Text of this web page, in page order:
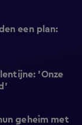
een plan:
'Onze
geheim met